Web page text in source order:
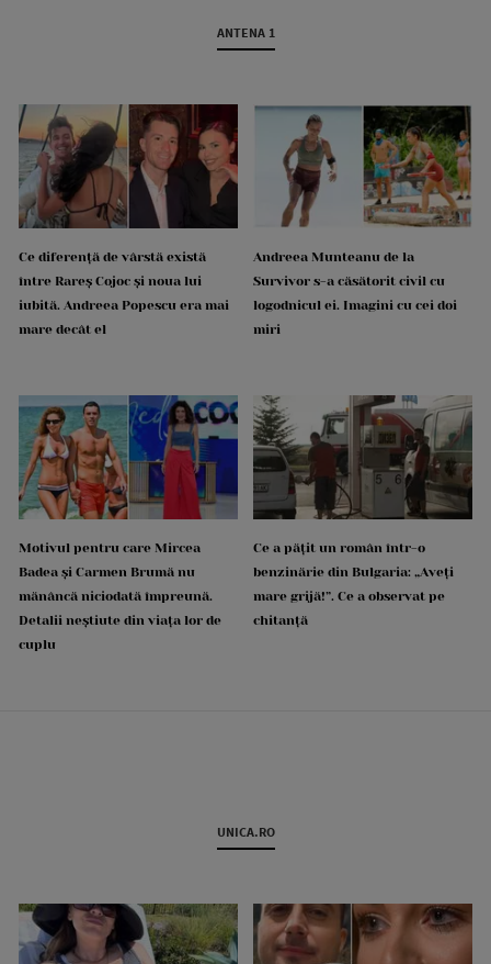
ANTENA 1
Ce diferență de vârstă există
între Rareș Cojoc și noua lui
iubită. Andreea Popescu era mai
mare decât el
Andreea Munteanu de la
Survivor s-a căsătorit civil cu
logodnicul ei. Imagini cu cei doi
miri
Motivul pentru care Mircea
Badea și Carmen Brumă nu
mănâncă niciodată împreună.
Detalii neștiute din viața lor de
cuplu
Ce a pățit un român într-o
benzinărie din Bulgaria: „Aveți
mare grijă!”. Ce a observat pe
chitanță
UNICA.RO